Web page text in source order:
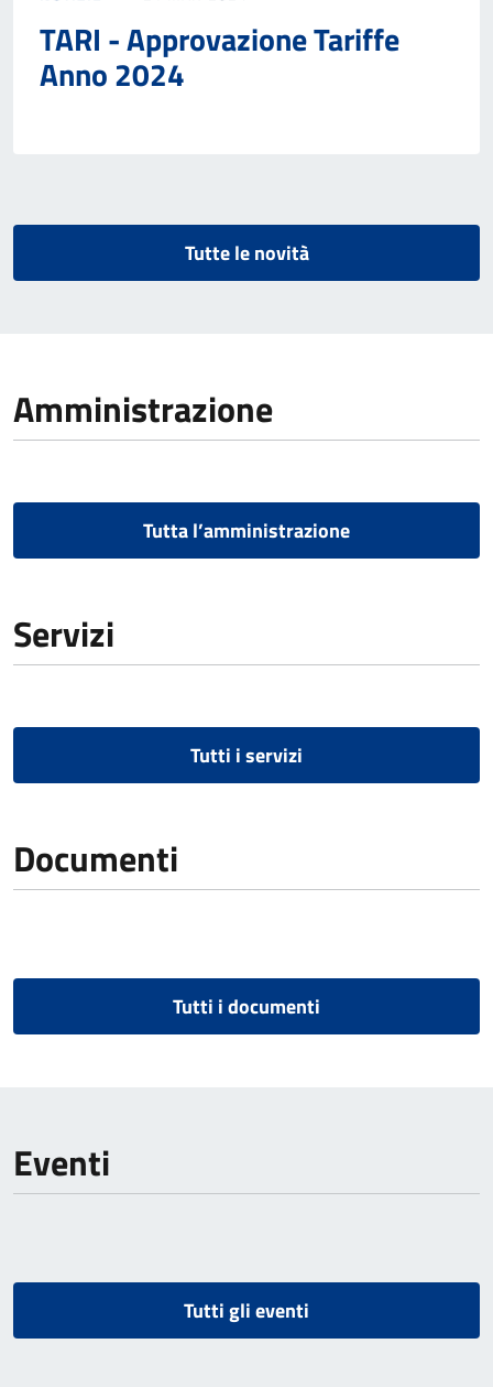
TARI - Approvazione Tariffe
Anno 2024
Tutte le novità
Amministrazione
Tutta l’amministrazione
Servizi
Tutti i servizi
Documenti
Tutti i documenti
Eventi
Tutti gli eventi